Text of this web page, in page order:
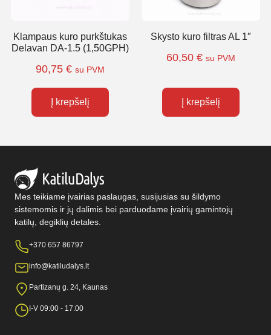
Klampaus kuro purkštukas
Delavan DA-1.5 (1,50GPH)
90,75 € su PVM
Į krepšelį
Skysto kuro filtras AL 1″
60,50 € su PVM
Į krepšelį
Mes teikiame įvairias paslaugas, susijusias su šildymo
sistemomis ir jų dalimis bei parduodame įvairių gamintojų
katilų, degiklių detales.
+370 657 86797
info@katiludalys.lt
Partizanų g. 24, Kaunas
I-V 09:00 - 17:00